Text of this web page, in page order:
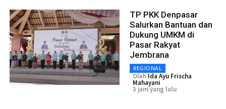
TP PKK Denpasar
Salurkan Bantuan dan
Dukung UMKM di
Pasar Rakyat
Jembrana
REGIONAL
Oleh Ida Ayu Frischa
Mahayani
3 jam yang lalu